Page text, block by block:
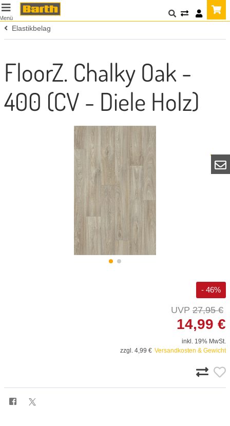
Elastikbelag
FloorZ. Chalky Oak -
400 (CV - Diele Holz)
- 46%
27,95 €
14,99 €
inkl. 19% MwSt.
zzgl. 4,99 € Versandkosten & Gewicht